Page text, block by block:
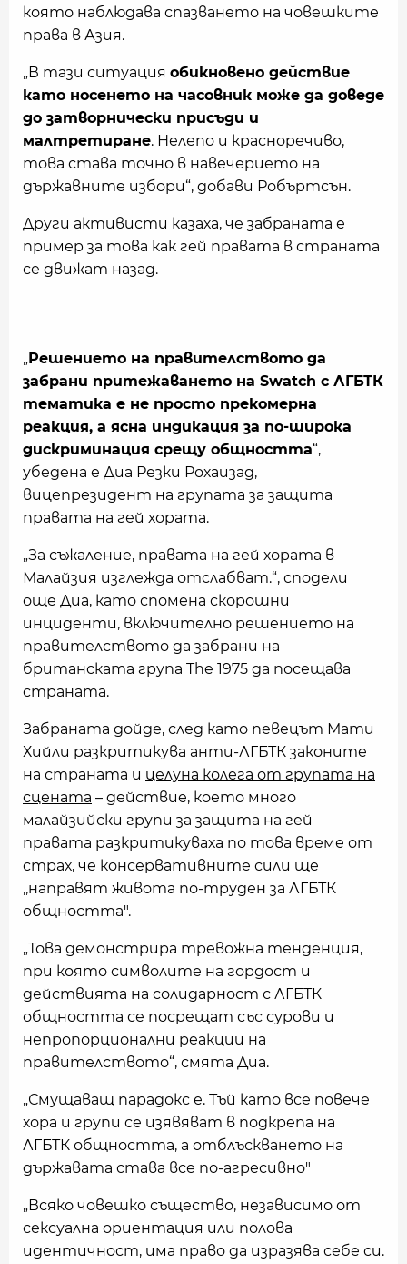
която наблюдава спазването на човешките
права в Азия.
„В тази ситуация обикновено действие
като носенето на часовник може да доведе
до затворнически присъди и
малтретиране. Нелепо и красноречиво,
това става точно в навечерието на
държавните избори“, добави Робъртсън.
Други активисти казаха, че забраната е
пример за това как гей правата в страната
се движат назад.
„ Решението на правителството да
забрани притежаването на Swatch с ЛГБТК
тематика е не просто прекомерна
реакция, a ясна индикация за по-широка
дискриминация срещу общносттa“,
убедена е Диа Резки Рохаизад,
вицепрезидент на групата за защита
правата на гей хората.
„За съжаление, правата на гей хората в
Малайзия изглежда отслабват.“, сподели
още Диа, като спомена скорошни
инциденти, включително решението на
правителството да забрани на
британската група The 1975 да посещава
страната.
Забраната дойде, след като певецът Мати
Хийли разкритикува анти-ЛГБТК законите
на страната и целуна колега от групата на
сцената – действие, което много
малайзийски групи за защита на гей
правата разкритикуваха по това време от
страх, че консервативните сили ще
,,направят живота по-труден за ЛГБТК
общността".
„Това демонстрира тревожна тенденция,
при която символите на гордост и
действията на солидарност с ЛГБТК
общността се посрещат със сурови и
непропорционални реакции на
правителството“, смята Диа.
„Смущаващ парадокс е. Тъй като все повече
хора и групи се изявяват в подкрепа на
ЛГБТК общността, а отблъскването на
държавата става все по-агресивно"
„Всяко човешко същество, независимо от
сексуална ориентация или полова
идентичност, има право да изразява себе си.